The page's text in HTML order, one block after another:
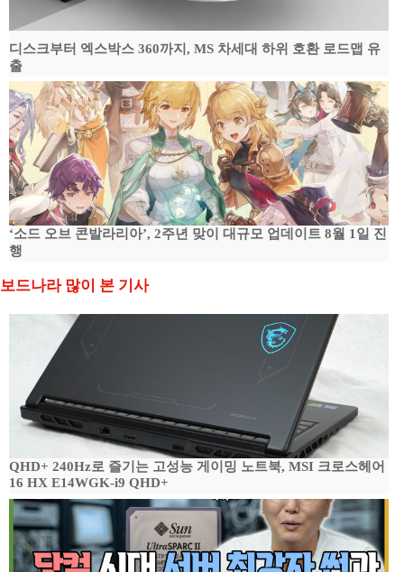
디스크부터 엑스박스 360까지, MS 차세대 하위 호환 로드맵 유
출
‘소드 오브 콘발라리아’, 2주년 맞이 대규모 업데이트 8월 1일 진
행
보드나라 많이 본 기사
QHD+ 240Hz로 즐기는 고성능 게이밍 노트북, MSI 크로스헤어
16 HX E14WGK-i9 QHD+